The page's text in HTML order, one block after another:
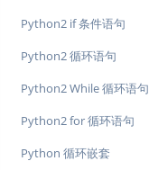
Python2 if 条件语句
Python2 循环语句
Python2 While 循环语句
Python2 for 循环语句
Python 循环嵌套